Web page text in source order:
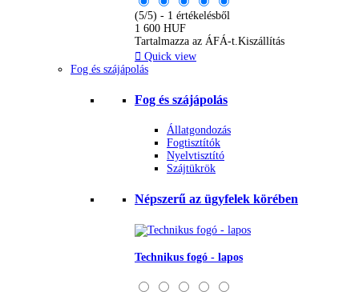
(5/5) - 1 értékelésből
1 600 HUF
Tartalmazza az ÁFÁ-t. Kiszállítás
 Quick view
Fog és szájápolás
Fog és szájápolás
Állatgondozás
Fogtisztítók
Nyelvtisztító
Szájtükrök
Népszerű az ügyfelek körében
Technikus fogó - lapos